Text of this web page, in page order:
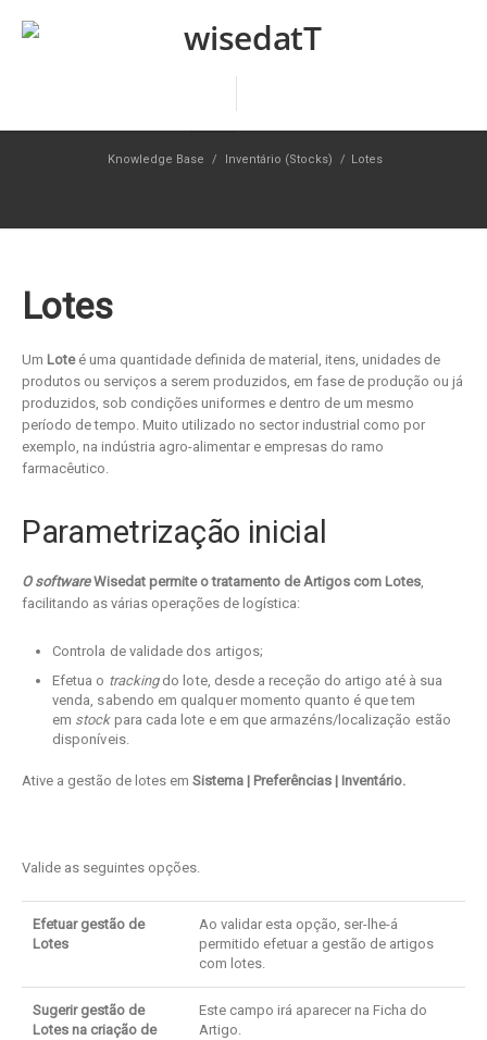
Knowledge Base / Inventário (Stocks) / Lotes
Lotes
Um Loteé uma quantidade definida de material, itens, unidades de
produtos ou serviços a serem produzidos, em fase de produção ou já
produzidos, sob condições uniformes e dentro de um mesmo
período de tempo. Muito utilizado no sector industrial como por
exemplo, na indústria agro-alimentar e empresas do ramo
farmacêutico.
Parametrização inicial
O softwareWisedat permite o tratamento de Artigos com Lotes,
facilitando as várias operações de logística:
Controla de validade dos artigos;
Efetua o trackingdo lote, desde a receção do artigo até à sua
venda, sabendo em qualquer momento quanto é que tem
em stockpara cada lote e em que armazéns/localização estão
disponíveis.
Ative a gestão de lotes em Sistema | Preferências | Inventário.
Valide as seguintes opções.
Efetuar gestão de
Lotes
Ao validar esta opção, ser-lhe-á
permitido efetuar a gestão de artigos
com lotes.
Sugerir gestão de
Lotes na criação de
Este campo irá aparecer na Ficha do
Artigo.